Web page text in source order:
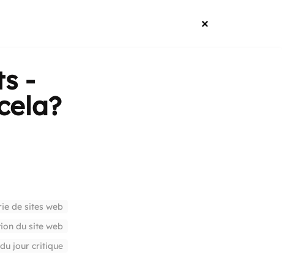
-
de sites web
du site web
jour critique